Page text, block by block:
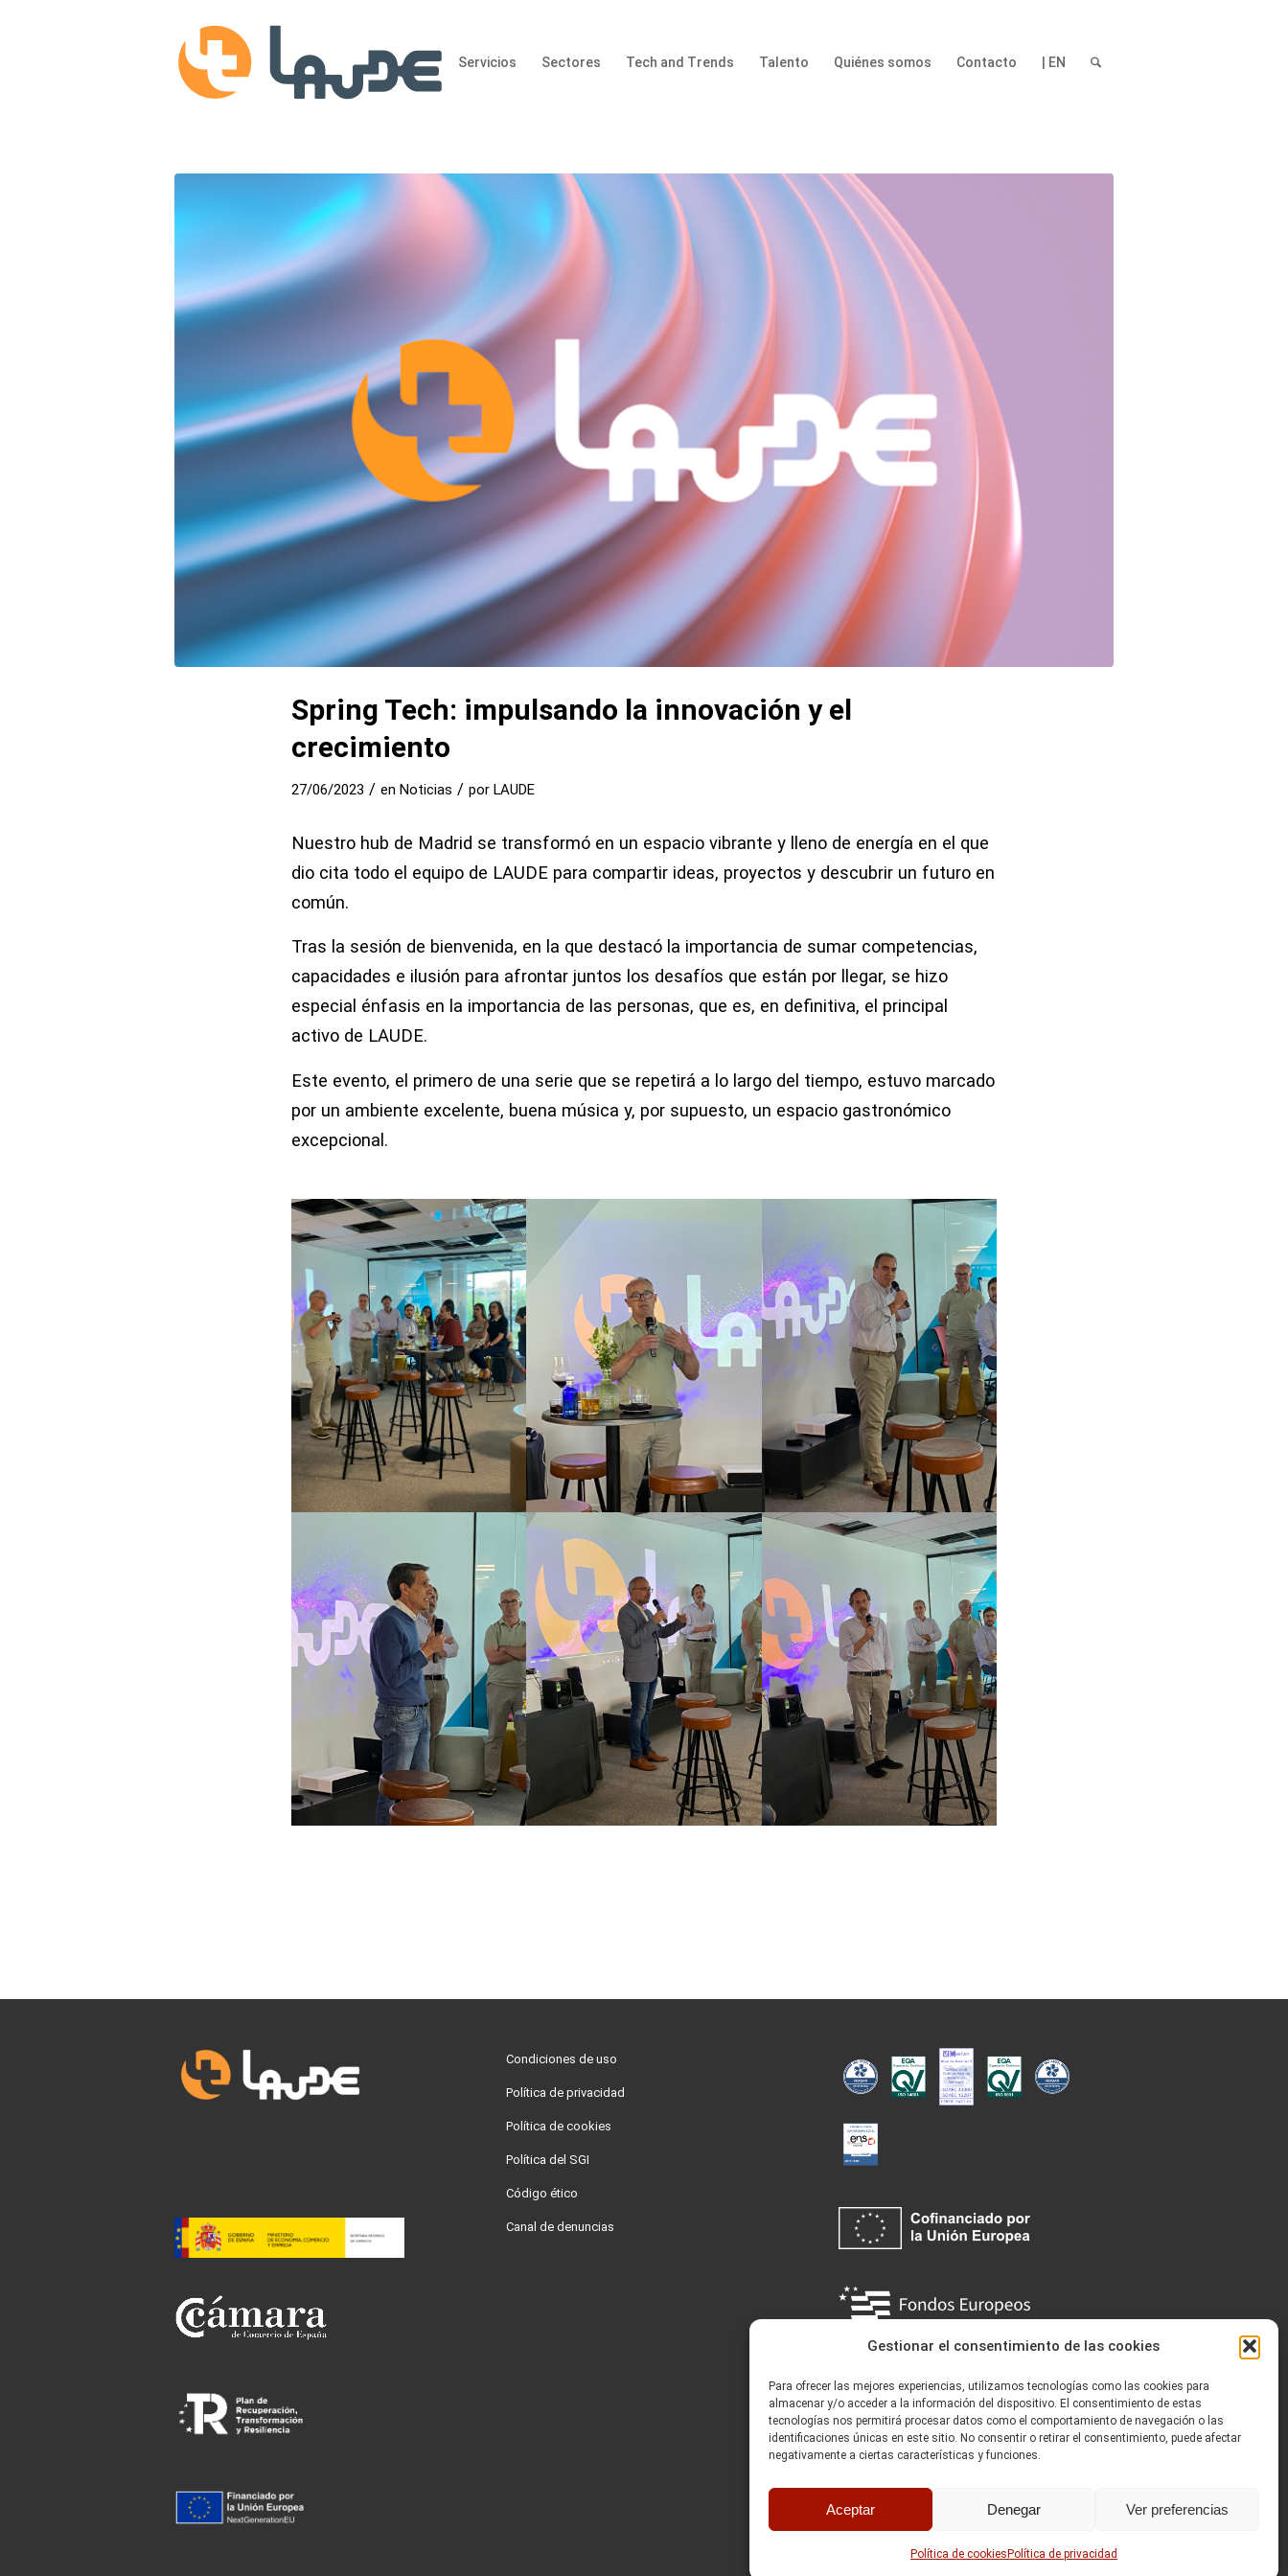
Gestionar el consentimiento de las cookies
Para ofrecer las mejores experiencias, utilizamos tecnologías como las cookies para
almacenar y/o acceder a la información del dispositivo. El consentimiento de estas
tecnologías nos permitirá procesar datos como el comportamiento de navegación o las
identificaciones únicas en este sitio. No consentir o retirar el consentimiento, puede afectar
negativamente a ciertas características y funciones.
Aceptar Denegar Ver preferencias
Política de cookies Política de privacidad
Servicios Sectores Tech and Trends Talento Quiénes somos Contacto | EN
Spring Tech: impulsando la innovación y el
crecimiento
27/06/2023 / en Noticias / por LAUDE
Nuestro hub de Madrid se transformó en un espacio vibrante y lleno de energía en el que
dio cita todo el equipo de LAUDE para compartir ideas, proyectos y descubrir un futuro en
común.
Tras la sesión de bienvenida, en la que destacó la importancia de sumar competencias,
capacidades e ilusión para afrontar juntos los desafíos que están por llegar, se hizo
especial énfasis en la importancia de las personas, que es, en definitiva, el principal
activo de LAUDE.
Este evento, el primero de una serie que se repetirá a lo largo del tiempo, estuvo marcado
por un ambiente excelente, buena música y, por supuesto, un espacio gastronómico
excepcional.
Condiciones de uso
Política de privacidad
Política de cookies
Política del SGI
Código ético
Canal de denuncias